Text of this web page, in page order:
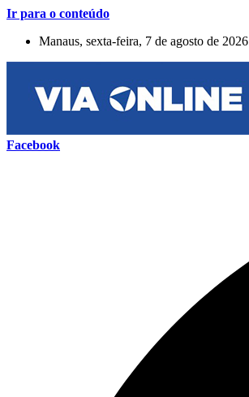
Ir para o conteúdo
Manaus, sexta-feira, 7 de agosto de 2026
Facebook